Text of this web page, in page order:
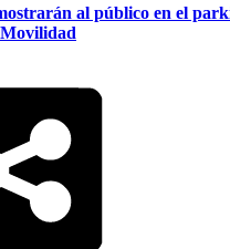
al público en el